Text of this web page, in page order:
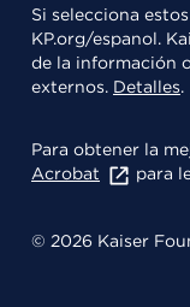
Si selecciona
KP.org/espanol.
de la información
externos. Detalles.
Para obtener la
Acrobat
para
© 2026 Kaiser